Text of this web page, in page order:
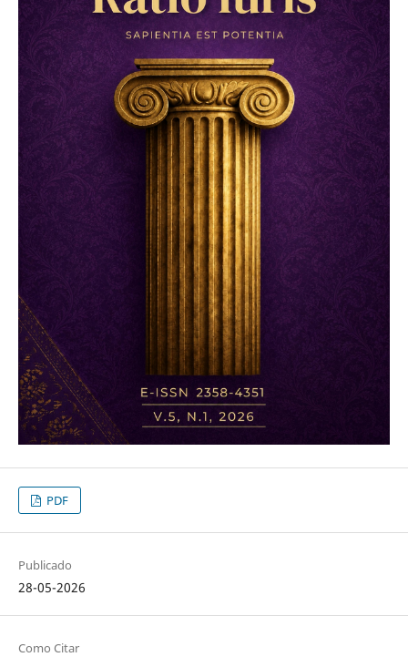
PDF
Publicado
28-05-2026
Como Citar